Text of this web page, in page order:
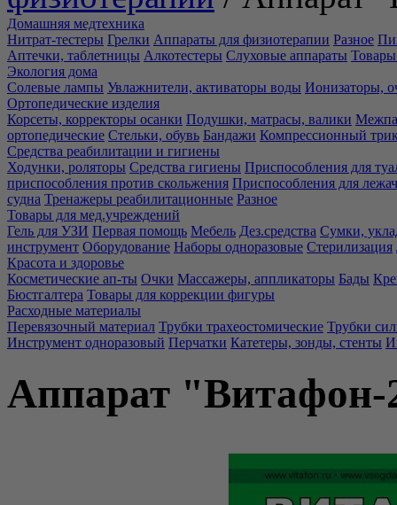
Домашняя медтехника
Нитрат-тестеры Грелки Аппараты для физиотерапии Разное
Аптечки, таблетницы Алкотестеры Слуховые аппараты Товары
Экология дома
Солевые лампы Увлажнители, активаторы воды Ионизаторы,
Ортопедические изделия
Корсеты, корректоры осанки Подушки, матрасы, валики
ортопедические Стельки, обувь Бандажи Компрессионный
Средства реабилитации и гигиены
Ходунки, роляторы Средства гигиены Приспособления для
приспособления против скольжения Приспособления для
судна Тренажеры реабилитационные Разное
Товары для мед.учреждений
Гель для УЗИ Первая помощь Мебель Дез.средства Сумки,
инструмент Оборудование Наборы одноразовые Стерилизация
Красота и здоровье
Косметические ап-ты Очки Массажеры, аппликаторы Бады
Бюстгалтера Товары для коррекции фигуры
Расходные материалы
Перевязочный материал Трубки трахеостомические Трубки
Инструмент одноразовый Перчатки Катетеры, зонды, стенты
Аппарат